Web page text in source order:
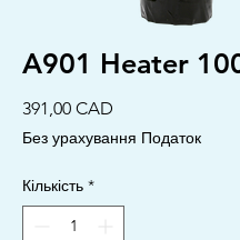
A901 Heater
391,00 CAD
Без урахування Податок
Кількість *